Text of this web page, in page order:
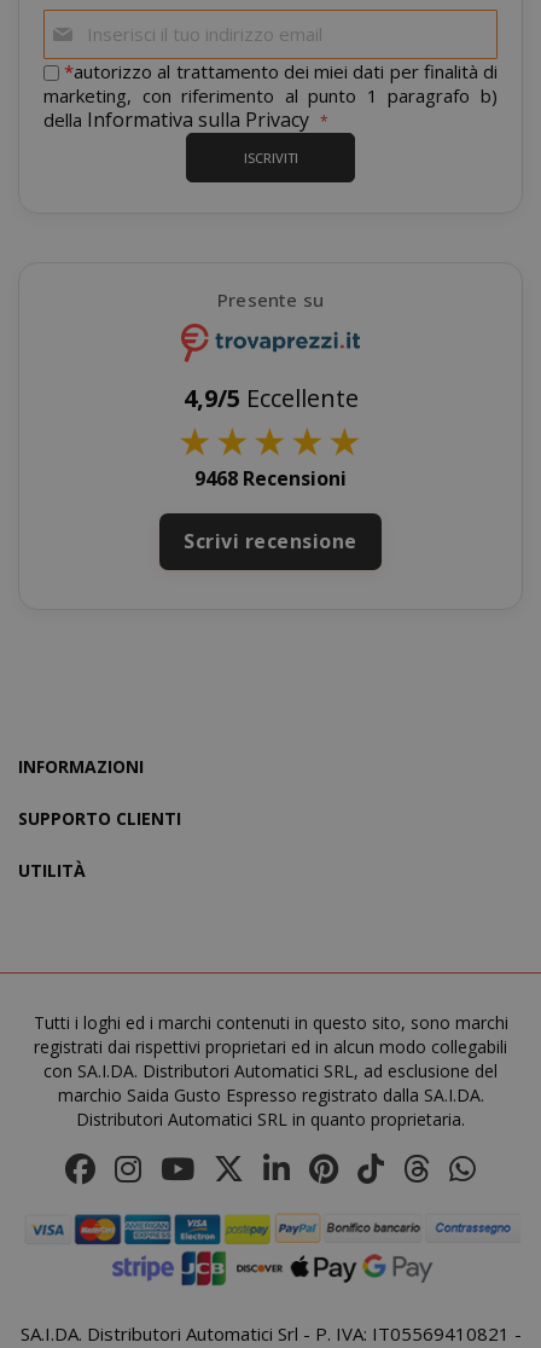
alla
nostra
newsletter:
*autorizzo al trattamento dei miei dati per finalità di
marketing, con riferimento al punto 1 paragrafo b)
della Informativa sulla Privacy
ISCRIVITI
Presente su
4,9/5 Eccellente
★★★★★
9468 Recensioni
Scrivi recensione
INFORMAZIONI
SUPPORTO CLIENTI
UTILITÀ
Tutti i loghi ed i marchi contenuti in questo sito, sono marchi
registrati dai rispettivi proprietari ed in alcun modo collegabili
con SA.I.DA. Distributori Automatici SRL, ad esclusione del
marchio Saida Gusto Espresso registrato dalla SA.I.DA.
Distributori Automatici SRL in quanto proprietaria.
SA.I.DA. Distributori Automatici Srl - P. IVA: IT05569410821 -
recently_viewed_product_previous
X-Magento-Vary
saida-popup
mage-cache-storage-section-
invalidation
Adobe Inc.